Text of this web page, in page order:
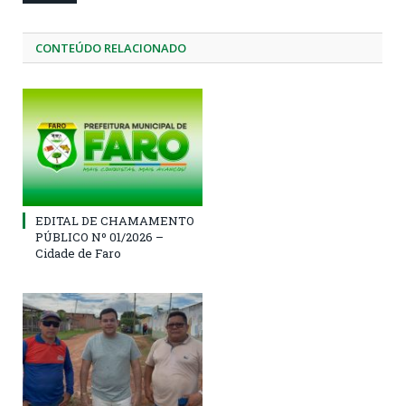
CONTEÚDO RELACIONADO
EDITAL DE CHAMAMENTO
PÚBLICO Nº 01/2026 –
Cidade de Faro